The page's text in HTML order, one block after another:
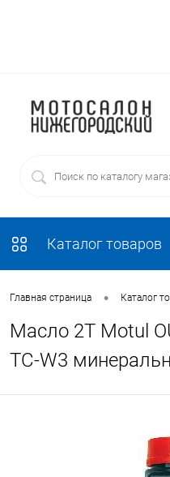
Каталог товаров
Главная страница • Каталог
Масло 2Т Motul
TC-W3